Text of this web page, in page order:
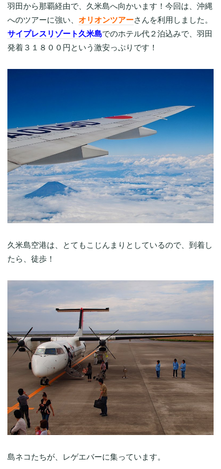
羽田から那覇経由で、久米島へ向かいます！今回は、沖縄
へのツアーに強い、 オリオンツアーさんを利用しました。
サイプレスリゾート久米島でのホテル代２泊込みで、羽田
発着３１８００円という激安っぷりです！
久米島空港は、とてもこじんまりとしているので、到着し
たら、徒歩！
島ネコたちが、レゲエバーに集っています。